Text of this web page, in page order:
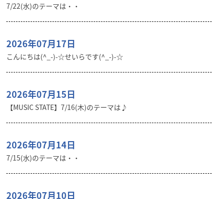
7/22(水)のテーマは・・
2026年07月17日
こんにちは(^_-)-☆せいらです(^_-)-☆
2026年07月15日
【MUSIC STATE】7/16(木)のテーマは♪
2026年07月14日
7/15(水)のテーマは・・
2026年07月10日